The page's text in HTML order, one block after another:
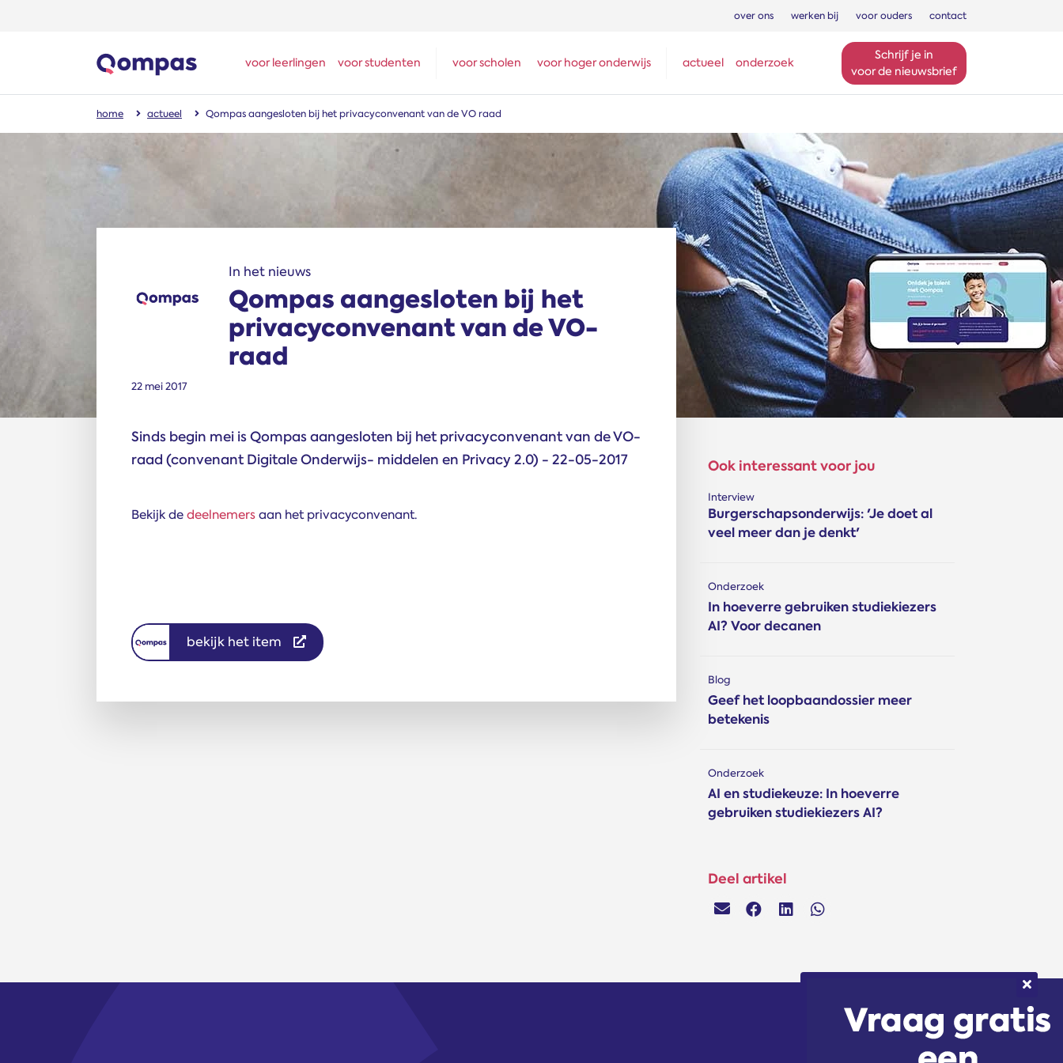
over ons werken bij voor ouders contact
voor leerlingen voor studenten voor scholen voor hoger onderwijs actueel onderzoek
Schrijf je in
voor de nieuwsbrief
home actueel Qompas aangesloten bij het privacyconvenant van de VO raad
In het nieuws
Qompas aangesloten bij het
privacyconvenant van de VO-
raad
22 mei 2017
Sinds begin mei is Qompas aangesloten bij het privacyconvenant van de VO-
raad (convenant Digitale Onderwijs- middelen en Privacy 2.0) - 22-05-2017
Bekijk dedeelnemersaan het privacyconvenant.
bekijk het item
Ook interessant voor jou
Interview
Burgerschapsonderwijs: 'Je doet al
veel meer dan je denkt'
Onderzoek
In hoeverre gebruiken studiekiezers
AI? Voor decanen
Blog
Geef het loopbaandossier meer
betekenis
Onderzoek
AI en studiekeuze: In hoeverre
gebruiken studiekiezers AI?
Deel artikel